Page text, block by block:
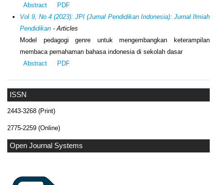
ISSN
2443-3268 (Print)
2775-2259 (Online)
Open Journal Systems
Abstract
PDF
Vol 9, No 4 (2023): JPI (Jurnal Pendidikan Indonesia): Jurnal Ilmiah
Pendidikan - Articles
Model pedagogi genre untuk mengembangkan keterampilan
membaca pemahaman bahasa indonesia di sekolah dasar
Abstract
PDF